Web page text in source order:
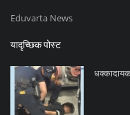
Eduvarta News
यादृच्छिक पोस्ट
धक्कादायक